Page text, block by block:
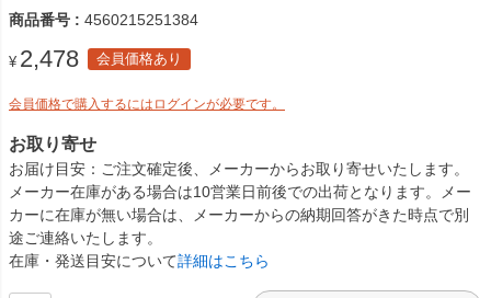
商品番号 4560215251384
¥ 2,478 会員価格あり
会員価格で購入するにはログインが必要です。
お取り寄せ
お届け目安
ご注文確定後、メーカーからお取り寄せいたします。
メーカー在庫がある場合は10営業日前後での出荷となります。メー
カーに在庫が無い場合は、メーカーからの納期回答がきた時点で別
途ご連絡いたします。
在庫・発送目安について詳細はこちら